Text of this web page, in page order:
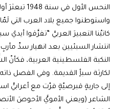
النحس الأول في
واستوطنوا جميع بلاد العرب التي لَمّا
كاتبُنا التعبيرَ العربيَّ “تفرَّقوا أيديَ
انتشار السبئيين بعد انهيار سدِّ مأربٍ
النكبة الفلسطينية العربية، فكأنّ
لكارثة سبأٍ القديمة. وفي الفصل
إلى جاريةٍ قبرصيّةٍ فرّت مع أعرابيٍّ
الشاعر (ويعني الأمويَّ الأحوصَ